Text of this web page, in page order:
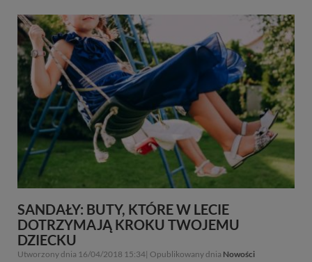
SANDAŁY: BUTY, KTÓRE W LECIE
DOTRZYMAJĄ KROKU TWOJEMU
DZIECKU
Utworzony dnia 16/04/2018 15:34| Opublikowany dnia Nowości